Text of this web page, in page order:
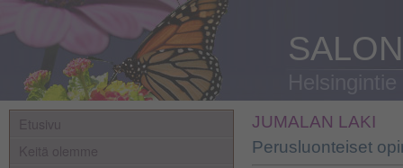
JUMALAN LAKI
Perusluonteiset